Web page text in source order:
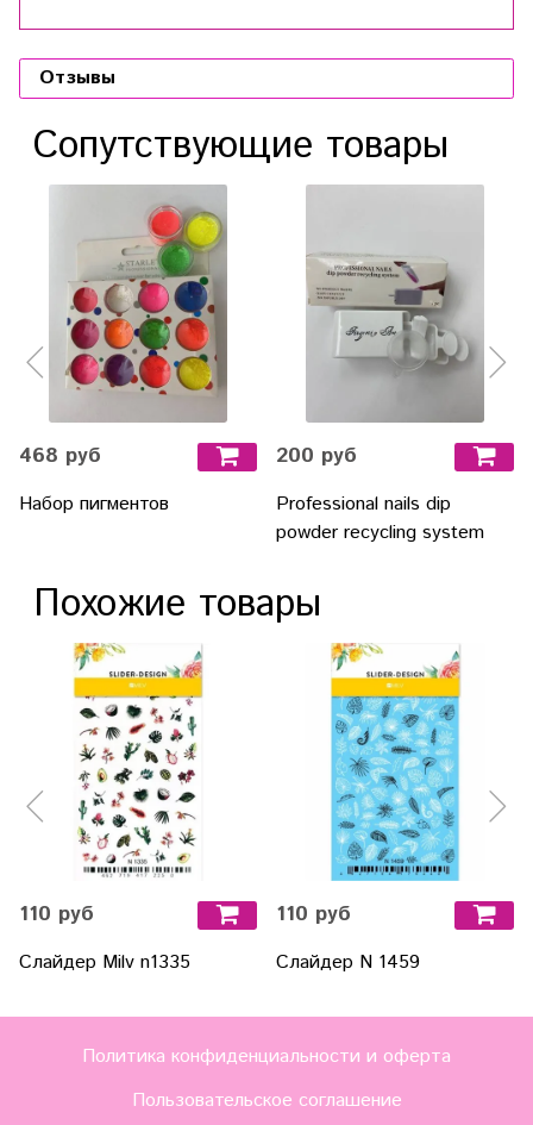
Отзывы
Сопутствующие товары
468 руб
Набор пигментов
200 руб
Professional nails dip
powder recycling system
Похожие товары
110 руб
Слайдер Milv n1335
110 руб
Слайдер N 1459
Политика конфиденциальности и оферта
Пользовательское соглашение